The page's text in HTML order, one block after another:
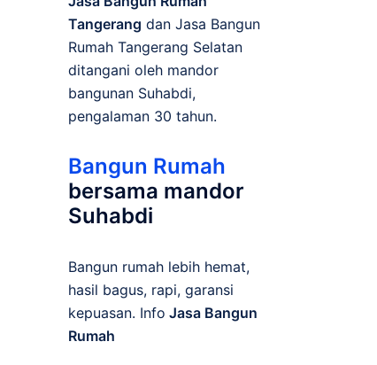
Tangerang dan Jasa Bangun
Rumah Tangerang Selatan
ditangani oleh mandor
bangunan Suhabdi,
pengalaman 30 tahun.
Bangun Rumah
bersama mandor
Suhabdi
Bangun rumah lebih hemat,
hasil bagus, rapi, garansi
kepuasan. Info Jasa Bangun
Rumah